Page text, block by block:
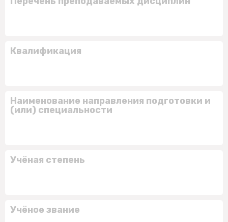
Квалификация
Наименование направления подготовки и
(или) специальности
Учёная степень
Учёное звание